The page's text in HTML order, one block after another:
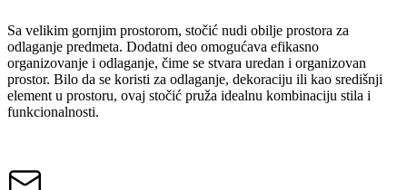
Sa velikim gornjim prostorom, stočić nudi obilje prostora za
odlaganje predmeta. Dodatni deo omogućava efikasno
organizovanje i odlaganje, čime se stvara uredan i organizovan
prostor. Bilo da se koristi za odlaganje, dekoraciju ili kao središnji
element u prostoru, ovaj stočić pruža idealnu kombinaciju stila i
funkcionalnosti.